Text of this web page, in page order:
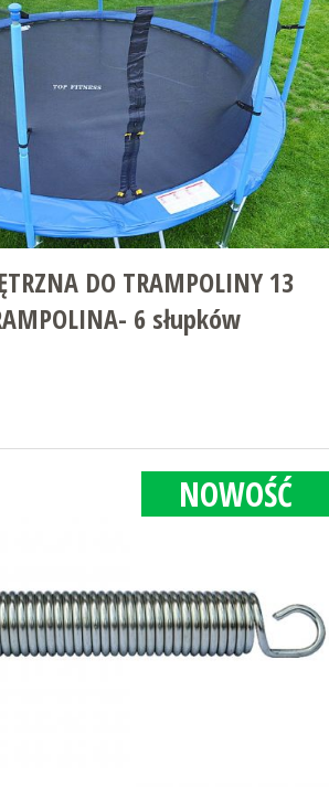
DO TRAMPOLINY 13
6 słupków
NOWOŚĆ